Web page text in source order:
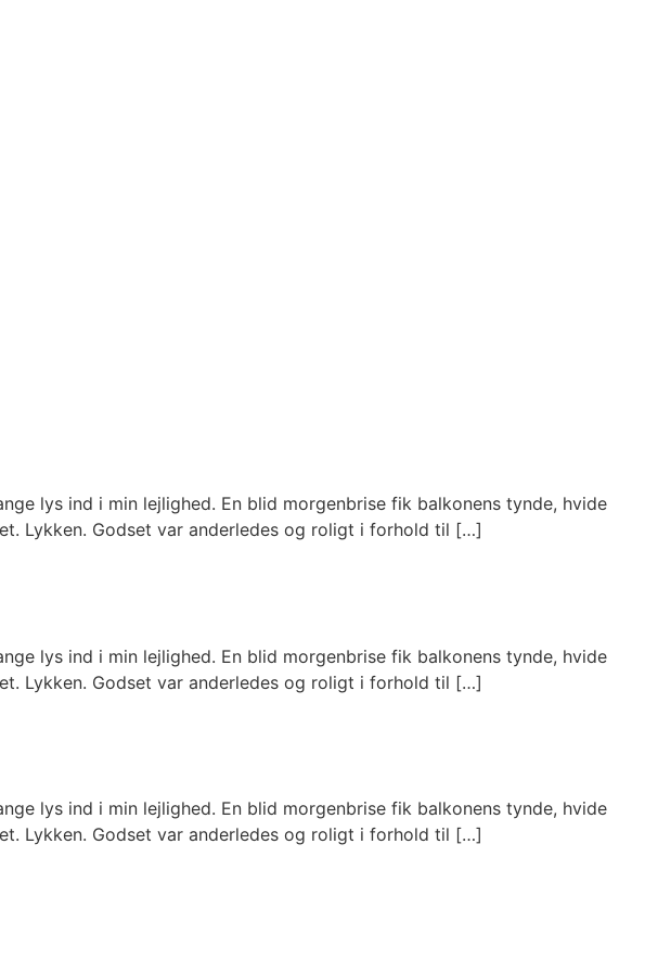
lys ind i min lejlighed. En blid morgenbrise fik balkonens tynde, hvide
Lykken. Godset var anderledes og roligt i forhold til […]
lys ind i min lejlighed. En blid morgenbrise fik balkonens tynde, hvide
Lykken. Godset var anderledes og roligt i forhold til […]
lys ind i min lejlighed. En blid morgenbrise fik balkonens tynde, hvide
Lykken. Godset var anderledes og roligt i forhold til […]